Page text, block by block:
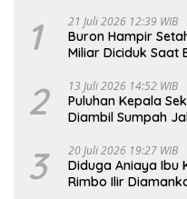
1 21 Juli 2026 12:39 WIB
Buron Hampir
Miliar Diciduk Saat
2 13 Juli 2026 14:52 WIB
Puluhan Kepala
Diambil Sumpah
3 20 Juli 2026 19:27 WIB
Diduga Aniaya Ibu
Rimbo Ilir